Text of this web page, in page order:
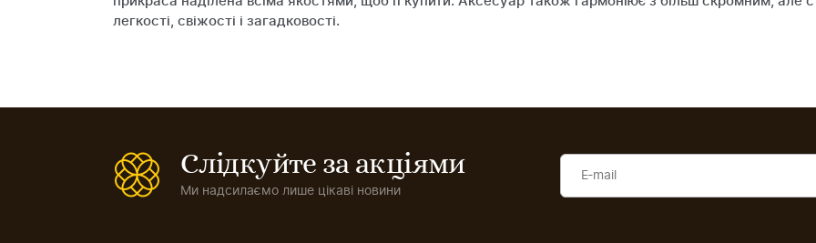
легкості, свіжості і загадковості.
Слідкуйте за акціями
Ми надсилаємо лише цікаві новини